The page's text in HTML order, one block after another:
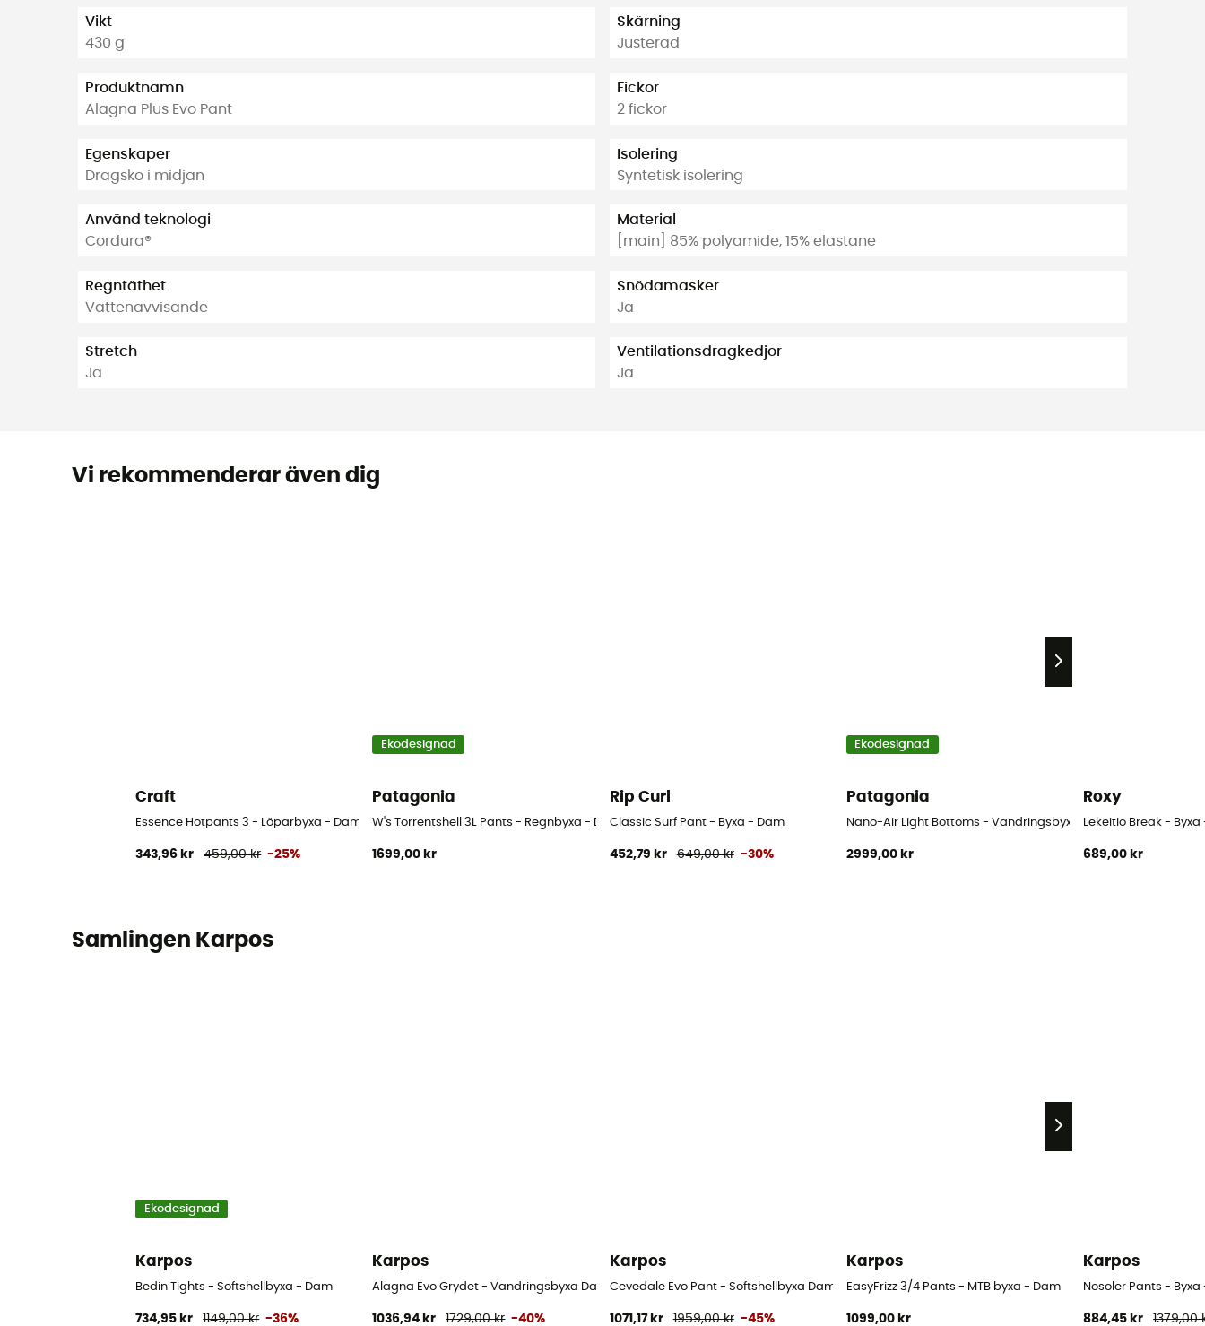
Vikt
430 g
Produktnamn
Alagna Plus Evo Pant
Egenskaper
Dragsko i midjan
Använd teknologi
Cordura®
Regntäthet
Vattenavvisande
Stretch
Ja
Skärning
Justerad
Fickor
2 fickor
Isolering
Syntetisk isolering
Material
[main] 85% polyamide, 15% elastane
Snödamasker
Ja
Ventilationsdragkedjor
Ja
Vi rekommenderar även dig
Craft
Essence Hotpants 3 - Löparbyxa - Dam
343,96 kr 459,00 kr -25%
Ekodesignad
Patagonia
W's Torrentshell 3L Pants - Regnbyxa - Dam
1699,00 kr
Rip Curl
Classic Surf Pant - Byxa - Dam
452,79 kr 649,00 kr -30%
Ekodesignad
Patagonia
Nano-Air Light Bottoms - Vandringsbyxor - Dam
2999,00 kr
Roxy
Lekeitio Break - Byxa
689,00 kr
Samlingen Karpos
Ekodesignad
Karpos
Bedin Tights - Softshellbyxa - Dam
734,95 kr 1149,00 kr -36%
Karpos
Alagna Evo Grydet - Vandringsbyxa Dam
1036,94 kr 1729,00 kr -40%
Karpos
Cevedale Evo Pant - Softshellbyxa Dam
1071,17 kr 1959,00 kr -45%
Karpos
EasyFrizz 3/4 Pants - MTB byxa - Dam
1099,00 kr
Karpos
Nosoler Pants - Byxa
884,45 kr 1379,00